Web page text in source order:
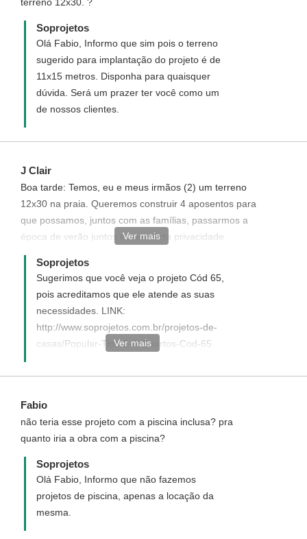
terreno 12x30. ?
Soprojetos
Olá Fabio, Informo que sim pois o terreno
sugerido para implantação do projeto é de
11x15 metros. Disponha para quaisquer
dúvida. Será um prazer ter você como um
de nossos clientes.
J Clair
Boa tarde: Temos, eu e meus irmãos (2) um terreno
12x30 na praia. Queremos construir 4 aposentos para
que possamos, juntos com as famílias, passarmos a
época de verão juntos e com certa privacidade.
Gostaria de idéias a respeito. Grato.
Ver mais
Soprojetos
Sugerimos que você veja o projeto Cód 65,
pois acreditamos que ele atende as suas
necessidades. LINK:
http://www.soprojetos.com.br/projetos-de-
casas/Popular-Tipo-2-4-Quartos-Cod-65
funciona entre em contato(telefone)
todas as suas dúvidas. Nossos telefones
são: (93) 3522-3481/(93) 3523 2115 / (11)
3042-8222
Ver mais
Fabio
não teria esse projeto com a piscina inclusa? pra
quanto iria a obra com a piscina?
Soprojetos
Olá Fabio, Informo que não fazemos
projetos de piscina, apenas a locação da
mesma.